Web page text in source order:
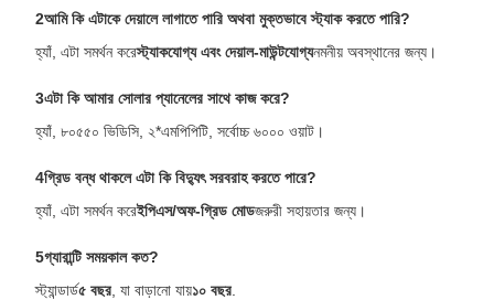
2আমি কি এটাকে দেয়ালে লাগাতে পারি অথবা মুক্তভাবে স্ট্যাক করতে পারি?
হ্যাঁ, এটা সমর্থন করেস্ট্যাকযোগ্য এবং দেয়াল-মাউন্টযোগ্যনমনীয় অবস্থানের জন্য।
3এটা কি আমার সোলার প্যানেলের সাথে কাজ করে?
হ্যাঁ, ৮০৫৫০ ভিডিসি, ২*এমপিপিটি, সর্বোচ্চ ৬০০০ ওয়াট।
4গ্রিড বন্ধ থাকলে এটা কি বিদ্যুৎ সরবরাহ করতে পারে?
হ্যাঁ, এটা সমর্থন করেইপিএস/অফ-গ্রিড মোডজরুরী সহায়তার জন্য।
5গ্যারান্টি সময়কাল কত?
স্ট্যান্ডার্ড৫ বছর , যা বাড়ানো যায়১০ বছর